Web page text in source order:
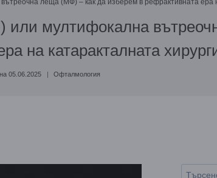
леща (МФ) – как да изберем в рефрактивната ера
или мултифокална
на катаракталната
05.06.2025 Офталмология
Търсене